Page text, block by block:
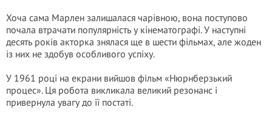
Хоча сама Марлен залишалася чарівною, вона поступово
почала втрачати популярність у кінематографі. У наступні
десять років акторка знялася ще в шести фільмах, але жоден
із них не здобув особливого успіху.
У 1961 році на екрани вийшов фільм «Нюрнберзький
процес». Ця робота викликала великий резонанс і
привернула увагу до її постаті.